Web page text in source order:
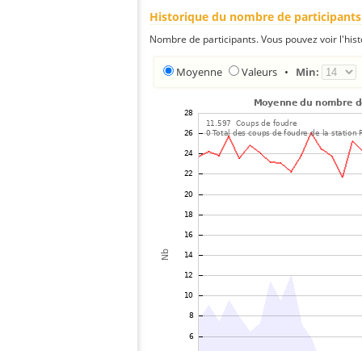
Historique du nombre de participants
Nombre de participants. Vous pouvez voir
Moyenne Valeurs • Min: